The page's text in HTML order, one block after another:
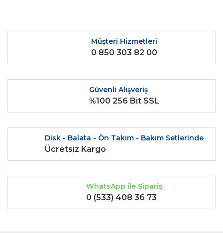
Müşteri Hizmetleri
0 850 303 82 00
Güvenli Alışveriş
%100 256 Bit SSL
Disk - Balata - Ön Takım - Bakım Setlerinde
Ücretsiz Kargo
WhatsApp ile Sipariş
0 (533) 408 36 73